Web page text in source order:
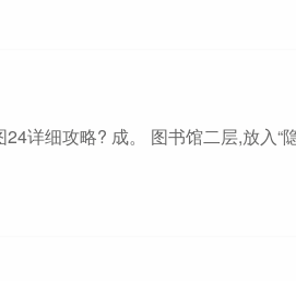
详细攻略? 成。 图书馆二层,放入“